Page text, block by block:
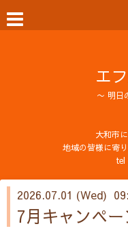
エ
〜 明日
大和市
地域の皆様に寄
tel
2026.07.01 (Wed)
7月キャンペー